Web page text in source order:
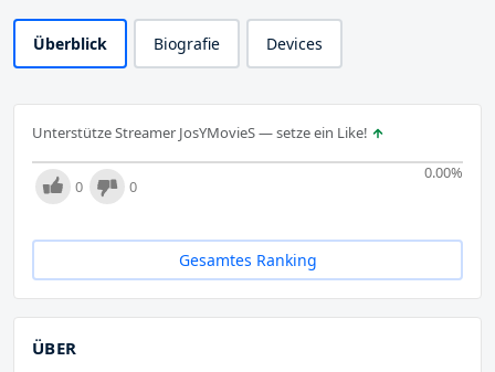
Überblick Biografie Devices
Unterstütze Streamer JosYMovieS — setze ein Like!
0.00%
0 0
Gesamtes Ranking
ÜBER